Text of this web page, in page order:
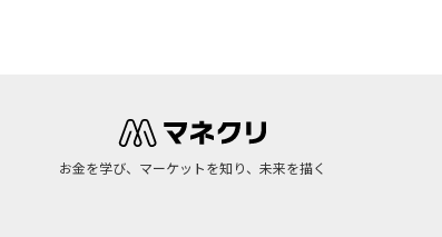
お金を学び、マーケットを知り、未来を描く